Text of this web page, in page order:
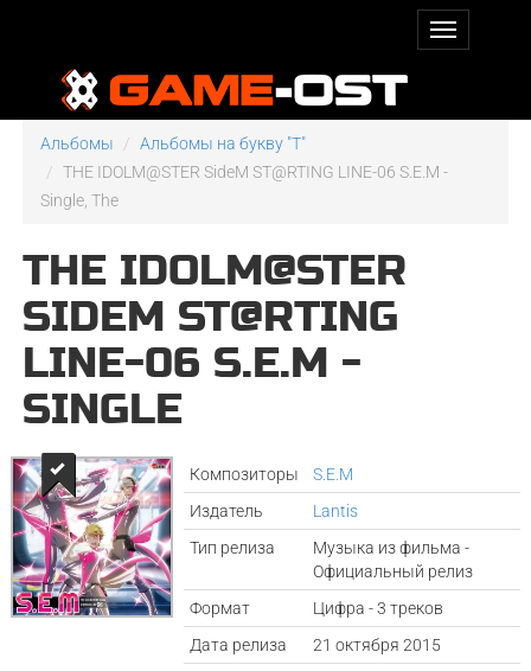
Альбомы
Альбомы на букву "T"
THE IDOLM@STER SideM ST@RTING LINE-06 S.E.M -
Single, The
THE IDOLM@STER
SIDEM ST@RTING
LINE-06 S.E.M -
SINGLE
Композиторы
S.E.M
Издатель
Lantis
Тип релиза
Музыка из фильма -
Официальный релиз
Формат
Цифра - 3 треков
Дата релиза
21 октября 2015